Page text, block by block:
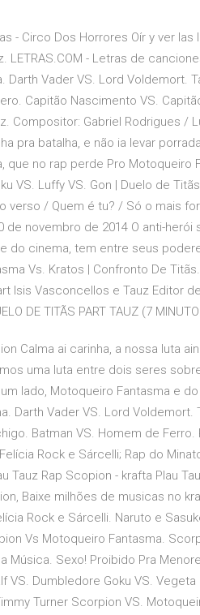
- Circo Dos Horrores Oír y ver las
- Letras de
Vader VS. Lord Voldemort.
Capitão Nascimento VS.
Compositor: Gabriel Rodrigues /
pra batalha, e não ia levar
no rap perde Pro Motoqueiro
VS. Luffy VS. Gon | Duelo de
verso / Quem é tu? / Só o mais
novembro de 2014 O anti-herói
do cinema, tem entre seus
Vs. Kratos | Confronto De
Isis Vasconcellos e Tauz Editor
DE TITÃS PART TAUZ (7
Calma ai carinha, a nossa luta
uma luta entre dois seres
lado, Motoqueiro Fantasma e
Darth Vader VS. Lord Voldemort.
Batman VS. Homem de Ferro.
Rock e Sárcelli; Rap do
Tauz Rap Scopion - krafta Plau
Baixe milhões de musicas no
Rock e Sárcelli. Naruto e
Vs Motoqueiro Fantasma.
Música. Sexo! Proibido Pra
Dumbledore Goku VS. Vegeta
Turner Scorpion VS.